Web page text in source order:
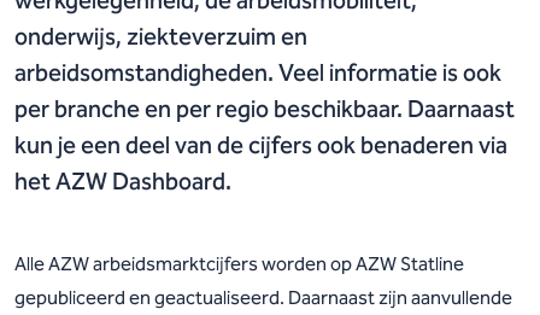
onderwijs, ziekteverzuim en
arbeidsomstandigheden. Veel informatie is ook
per branche en per regio beschikbaar. Daarnaast
kun je een deel van de cijfers ook benaderen via
het AZW Dashboard.
Alle AZW arbeidsmarktcijfers worden op AZW Statline
gepubliceerd en geactualiseerd. Daarnaast zijn aanvullende